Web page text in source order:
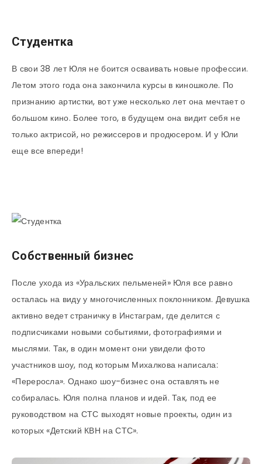
Студентка
В свои 38 лет Юля не боится осваивать новые профессии.
Летом этого года она закончила курсы в киношколе. По
признанию артистки, вот уже несколько лет она мечтает о
большом кино. Более того, в будущем она видит себя не
только актрисой, но режиссеров и продюсером. И у Юли
еще все впереди!
Собственный бизнес
После ухода из «Уральских пельменей» Юля все равно
осталась на виду у многочисленных поклонником. Девушка
активно ведет страничку в Инстаграм, где делится с
подписчиками новыми событиями, фотографиями и
мыслями. Так, в один момент они увидели фото
участников шоу, под которым Михалкова написала:
«Переросла». Однако шоу-бизнес она оставлять не
собиралась. Юля полна планов и идей. Так, под ее
руководством на СТС выходят новые проекты, один из
которых «Детский КВН на СТС».